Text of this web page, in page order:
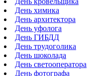
День химика
День архитектора
День уфолога
День ГИБДД
День трудоголика
День шоколада
День светооператора
День фотографа